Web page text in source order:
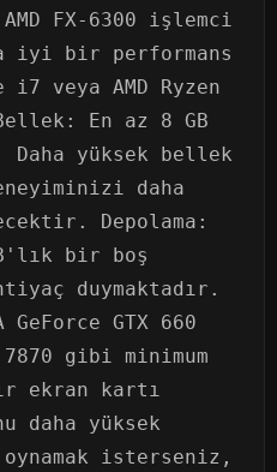
FX-6300 işlemci
iyi bir performans
veya AMD Ryzen
En az 8 GB
Daha yüksek bellek
daha
Depolama:
bir boş
duymaktadır.
GTX 660
7870 gibi minimum
ekran kartı
daha yüksek
isterseniz,